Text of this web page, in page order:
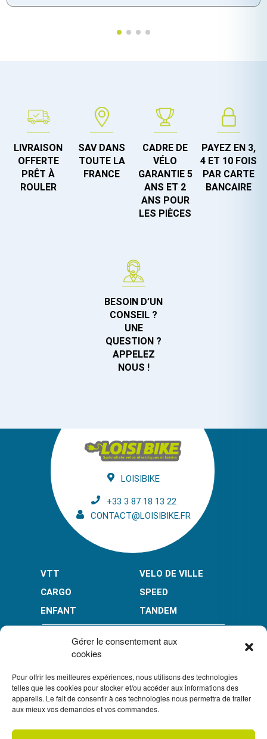
Gérer le consentement aux
cookies
Pour offrir les meilleures expériences, nous utilisons des technologies
telles que les cookies pour stocker et/ou accéder aux informations des
appareils. Le fait de consentir à ces technologies nous permettra de traiter
aux mieux vos demandes et vos commandes.
LIVRAISON
OFFERTE
PRÊT À
ROULER
SAV DANS
TOUTE LA
FRANCE
CADRE DE
VÉLO
GARANTIE 5
ANS ET 2
ANS POUR
LES PIÈCES
PAYEZ EN 3,
4 ET 10 FOIS
PAR CARTE
BANCAIRE
BESOIN D’UN
CONSEIL ?
UNE
QUESTION ?
APPELEZ
NOUS !
LOISIBIKE
+33 3 87 18 13 22
CONTACT@LOISIBIKE.FR
VTT
VELO DE VILLE
CARGO
SPEED
ENFANT
TANDEM
PAIEMENT EN PLUSIEURS FOIS* :
LIMITÉ À 3000 € POUR LE 10X. LIMITÉ À 6000 € POUR LE 3X ET 4X.
CONDITION GÉNÉRALES DE VENTE
POLITIQUE DE CONFIDENTIALITÉ